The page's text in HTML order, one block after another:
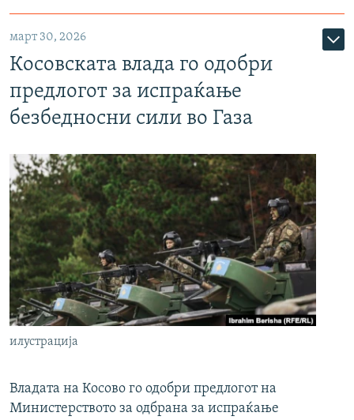
март 30, 2026
Косовската влада го одобри
предлогот за испраќање
безбедносни сили во Газа
илустрација
Владата на Косово го одобри предлогот на
Министерството за одбрана за испраќање